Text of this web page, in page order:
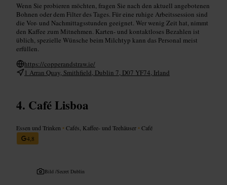
Wenn Sie probieren möchten, fragen Sie nach den aktuell angebotenen
Bohnen oder dem Filter des Tages. Für eine ruhige Arbeitssession sind
die Vor- und Nachmittagsstunden geeignet. Wer wenig Zeit hat, nimmt
den Kaffee zum Mitnehmen. Karten- und kontaktloses Bezahlen ist
üblich, spezielle Wünsche beim Milchtyp kann das Personal meist
erfüllen.
https://copperandstraw.ie/
1 Arran Quay, Smithfield, Dublin 7, D07 YF74, Irland
Café Lisboa
Essen und Trinken •Cafés, Kaffee- und Teehäuser •Café
4,8
Bild /Secret Dublin